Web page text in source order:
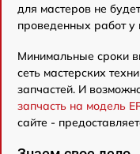
для мастеров не
проведенных работ у
Минимальные сроки
сеть мастерских
запчастей. И
запчасть на модель
сайте -